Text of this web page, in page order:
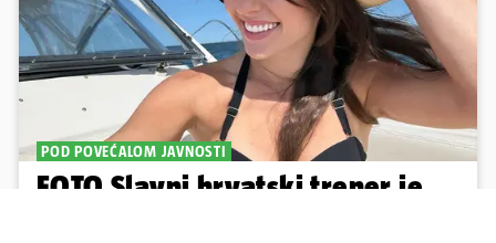
POD POVEĆALOM JAVNOSTI
FOTO Slavni hrvatski trener je